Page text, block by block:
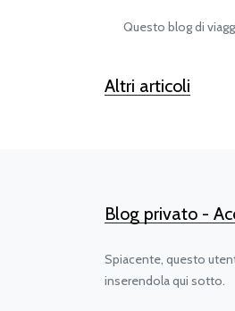
Questo blog di viaggi
Altri articoli
Blog privato -
Spiacente, questo
inserendola qui sotto.